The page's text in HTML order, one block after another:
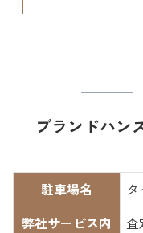
ブランドハン
駐車場名
弊社サービス内
査